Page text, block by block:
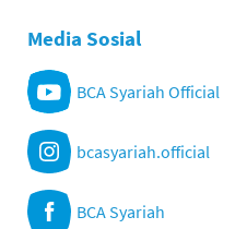
Media Sosial
BCA Syariah Official
bcasyariah.official
BCA Syariah